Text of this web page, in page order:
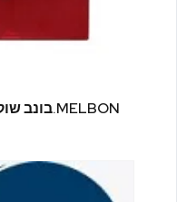
MELBON.בונב שוקלד אדום סרט 250 גרם 11\1